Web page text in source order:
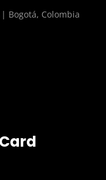
| Bogotá, Colombia